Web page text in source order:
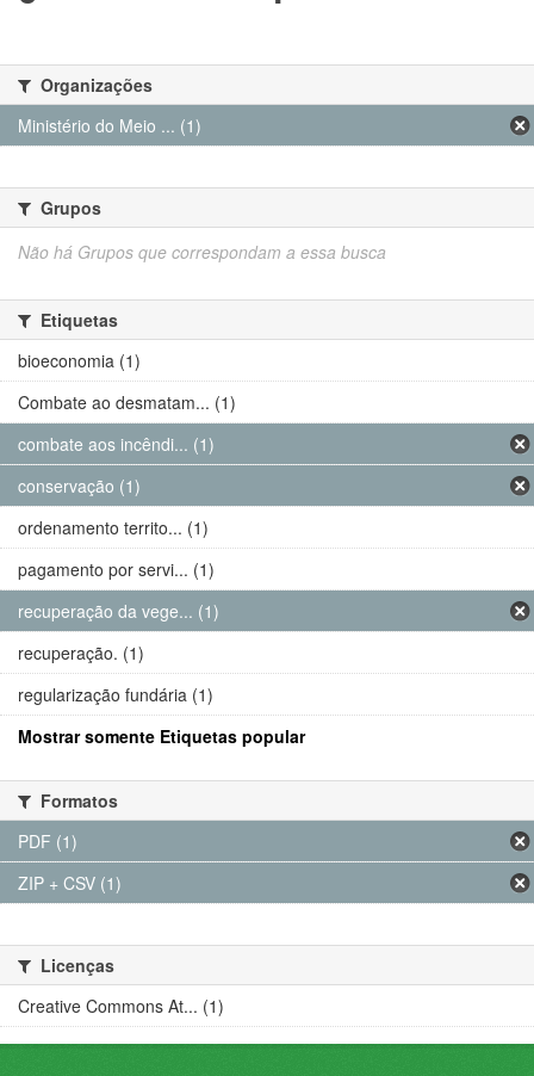
Organizações
Ministério do Meio ... (1)
Grupos
Não há Grupos que correspondam a essa busca
Etiquetas
bioeconomia (1)
Combate ao desmatam... (1)
combate aos incêndi... (1)
conservação (1)
ordenamento territo... (1)
pagamento por servi... (1)
recuperação da vege... (1)
recuperação. (1)
regularização fundária (1)
Mostrar somente Etiquetas popular
Formatos
PDF (1)
ZIP + CSV (1)
Licenças
Creative Commons At... (1)